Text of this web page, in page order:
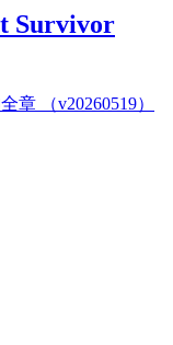
Survivor